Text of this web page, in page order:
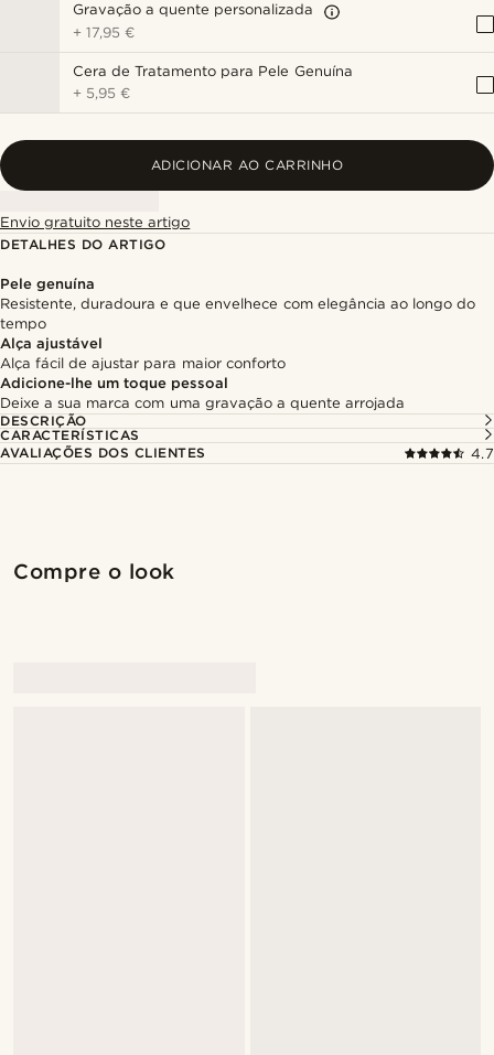
Gravação a quente personalizada
+17,95 €
Cera de Tratamento para Pele Genuína
+ 5,95 €
ADICIONAR AO CARRINHO
Envio gratuito neste artigo
DETALHES DO ARTIGO
Pele genuína
Resistente, duradoura e que envelhece com elegância ao longo do
tempo
Alça ajustável
Alça fácil de ajustar para maior conforto
Adicione-lhe um toque pessoal
Deixe a sua marca com uma gravação a quente arrojada
DESCRIÇÃO
CARACTERÍSTICAS
AVALIAÇÕES DOS CLIENTES
4.7
Compre o look